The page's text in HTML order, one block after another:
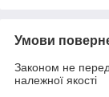
Умови
Законом не
належної якості